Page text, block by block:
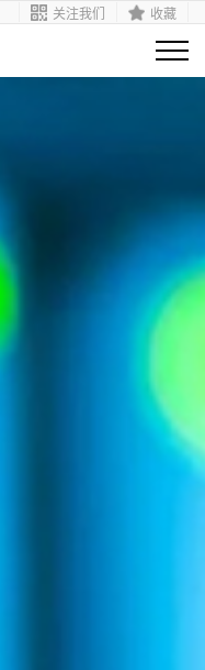
关注我们 收藏